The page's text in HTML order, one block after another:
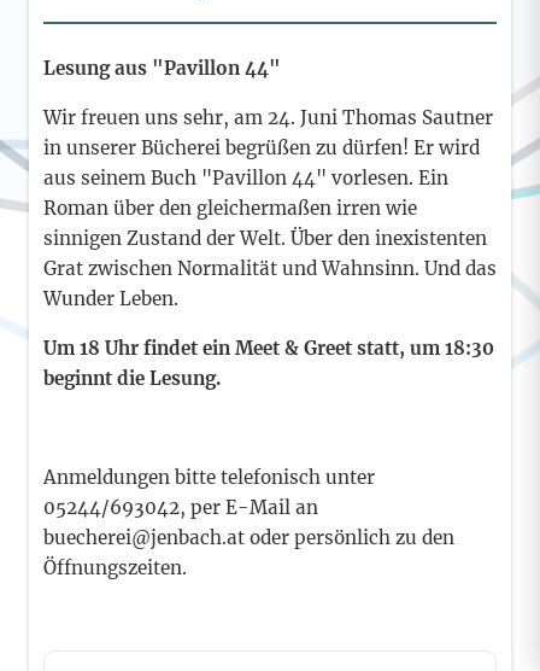
Lesung aus "Pavillon 44"
Wir freuen uns sehr, am 24. Juni Thomas Sautner
in unserer Bücherei begrüßen zu dürfen! Er wird
aus seinem Buch "Pavillon 44" vorlesen. Ein
Roman über den gleichermaßen irren wie
sinnigen Zustand der Welt. Über den inexistenten
Grat zwischen Normalität und Wahnsinn. Und das
Wunder Leben.
Um 18 Uhr findet ein Meet & Greet statt, um 18:30
beginnt die Lesung.
Anmeldungen bitte telefonisch unter
05244/693042, per E-Mail an
buecherei@jenbach.at oder persönlich zu den
Öffnungszeiten.